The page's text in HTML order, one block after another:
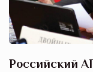
Российский